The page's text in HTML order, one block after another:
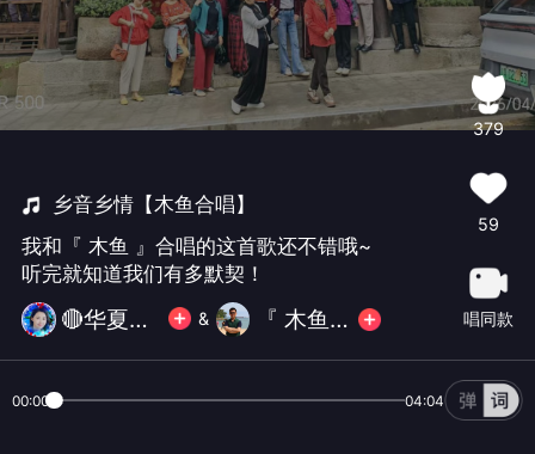
乡音乡情【木鱼合唱】
我和『 木鱼 』合唱的这首歌还不错哦~
听完就知道我们有多默契！
🔴华夏✨世界之秀💎 & 『 木鱼 』
379
59
唱同款
00:00 04:04